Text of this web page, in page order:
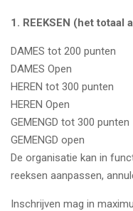
1. REEKSEN (het totaal
DAMES tot 200 punten
DAMES Open
HEREN tot 300 punten
HEREN Open
GEMENGD tot 300 punten
GEMENGD open
De organisatie kan in
reeksen aanpassen,
Inschrijven mag in